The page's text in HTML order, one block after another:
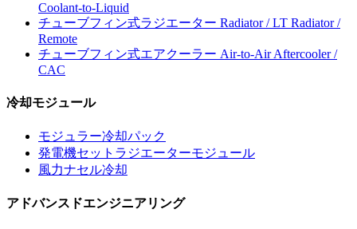
Coolant-to-Liquid
チューブフィン式ラジエーター Radiator / LT Radiator /
Remote
チューブフィン式エアクーラー Air-to-Air Aftercooler /
CAC
冷却モジュール
モジュラー冷却パック
発電機セットラジエーターモジュール
風力ナセル冷却
アドバンスドエンジニアリング